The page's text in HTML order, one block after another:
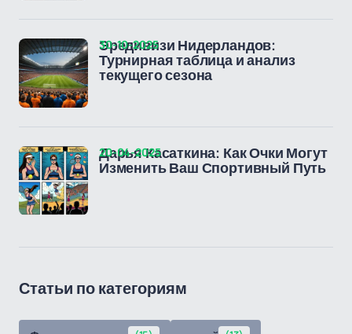
Эредивизи Нидерландов:
Турнирная таблица и анализ
текущего сезона
30-10-2025
Дарья Касаткина: Как Очки Могут
Изменить Ваш Спортивный Путь
20-04-2025
Статьи по категориям